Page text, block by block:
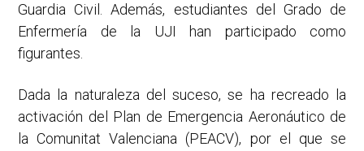
Guardia Civil. Además, estudiantes del Grado de
Enfermería de la UJI han participado como
figurantes.
Dada la naturaleza del suceso, se ha recreado la
activación del Plan de Emergencia Aeronáutico de
la Comunitat Valenciana (PEACV), por el que se